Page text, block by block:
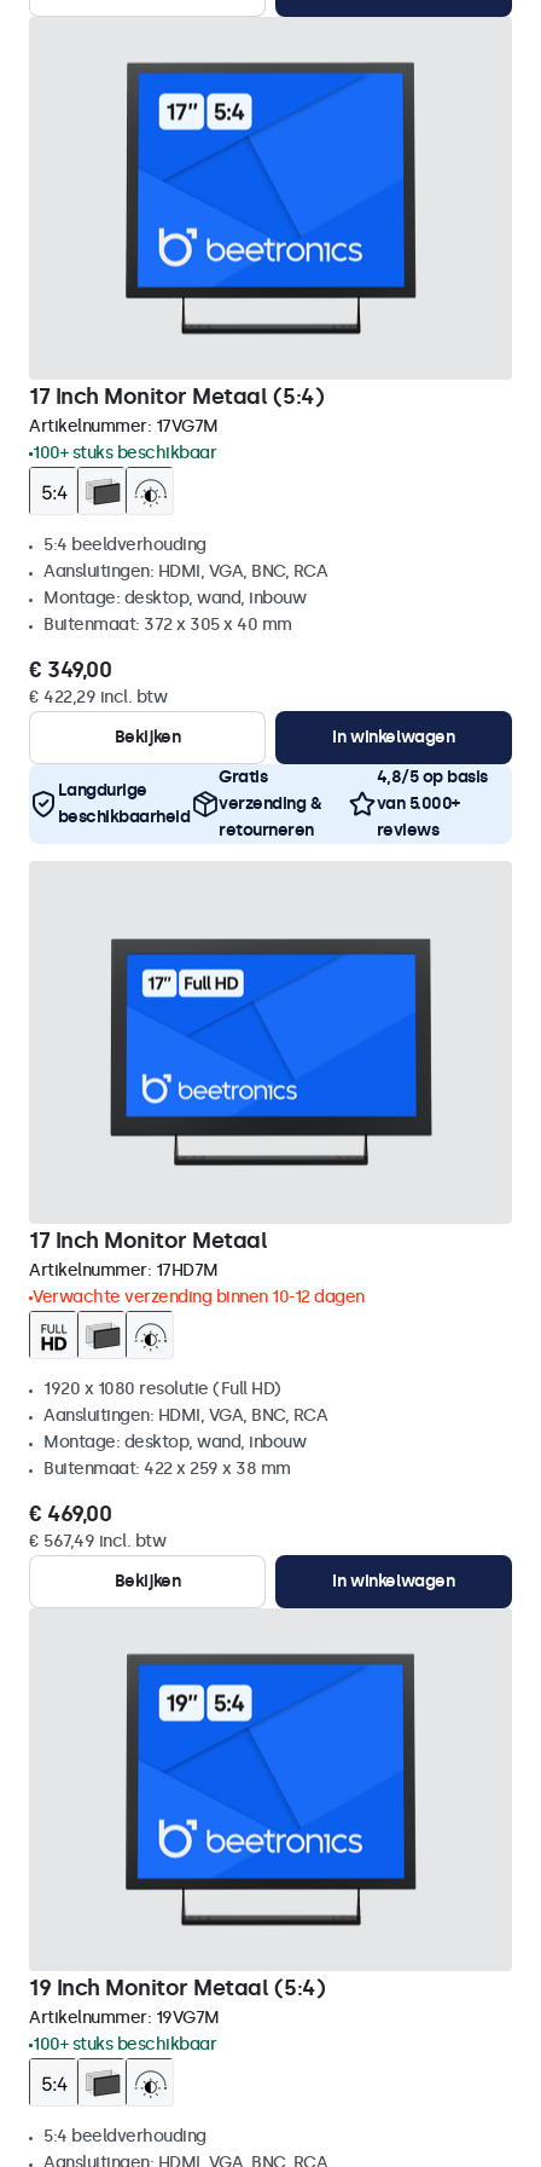
17 Inch Monitor Metaal (5:4)
Artikelnummer: 17VG7M
100+ stuks beschikbaar
5:4 beeldverhouding
Aansluitingen: HDMI, VGA, BNC, RCA
Montage: desktop, wand, inbouw
Buitenmaat: 372 x 305 x 40 mm
€ 349,00
€ 422,29 incl. btw
Bekijken
In winkelwagen
Langdurige
beschikbaarheid
Gratis
verzending &
retourneren
4,8/5 op basis
van 5.000+
reviews
17 Inch Monitor Metaal
Artikelnummer: 17HD7M
Verwachte verzending binnen 10-12 dagen
1920 x 1080 resolutie (Full HD)
Aansluitingen: HDMI, VGA, BNC, RCA
Montage: desktop, wand, inbouw
Buitenmaat: 422 x 259 x 38 mm
€ 469,00
€ 567,49 incl. btw
Bekijken
In winkelwagen
19 Inch Monitor Metaal (5:4)
Artikelnummer: 19VG7M
100+ stuks beschikbaar
5:4 beeldverhouding
Aansluitingen: HDMI, VGA, BNC, RCA